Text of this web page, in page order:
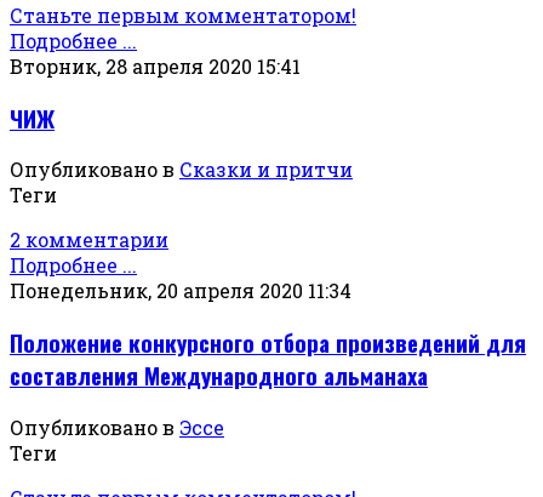
Станьте первым комментатором!
Подробнее ...
Вторник, 28 апреля 2020 15:41
ЧИЖ
Опубликовано в Сказки и притчи
Теги
2 комментарии
Подробнее ...
Понедельник, 20 апреля 2020 11:34
Положение конкурсного отбора произведений для
составления Международного альманаха
Опубликовано в Эссе
Теги